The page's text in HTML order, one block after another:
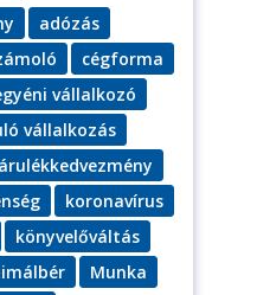
adózás
cégforma
vállalkozó
vállalkozás
koronavírus
könyvelőváltás
Munka